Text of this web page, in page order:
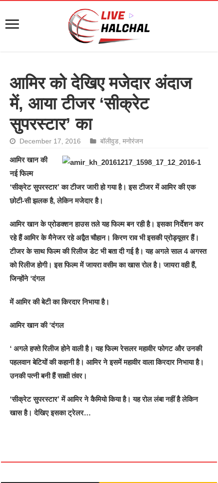
आमिर को देखिए मजेदार अंदाज
में, आया टीजर ‘सीक्रेट
सुपरस्टार’ का
December 17, 2016 बॉलीवुड ,मनोरंजन
आमिर खान की
नई फिल्म
‘सीक्रेट सुपरस्टार’ का टीजर जारी हो गया है। इस टीजर में आमिर की एक
छोटी-सी झलक है, लेकिन मजेदार है।
आमिर खान के प्रोडक्शन हाउस तले यह फिल्म बन रही है। इसका निर्देशन कर
रहे हैं आमिर के मैनेजर रहे अद्वैत चौहान। किरण राव भी इसकी प्रोड्यूसर हैं।
टीजर के साथ फिल्म की रिलीज डेट भी बता दी गई है। यह ‍अगले साल 4 अगस्त
को रिलीज होगी। इस फिल्म में जायरा वसीम का खास रोल है। जायरा वही हैं,
जिन्होंने ‘दंगल
में आमिर की बेटी का किरदार निभाया है।
आमिर खान की ‘दंगल
‘ अगले हफ्ते रिलीज होने वाली है। यह फिल्म रेसलर महावीर फोगट और उनकी
पहलवान बेटियों की कहानी है। आमिर ने इसमें महावीर वाला किरदार निभाया है।
उनकी पत्नी बनी हैं साक्षी तंवर।
‘सीक्रेट सुपरस्टार’ में आमिर ने कैमियो किया है। यह रोल लंबा नहीं है लेकिन
खास है। देखिए इसका ट्रेलर…